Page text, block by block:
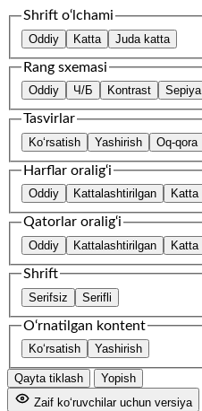
Shrift o‘lchami
Oddiy Katta Juda katta
Rang sxemasi
Oddiy Ч/Б Kontrast Sepiya
Tasvirlar
Ko‘rsatish Yashirish Oq-qora
Harflar oralig‘i
Oddiy Kattalashtirilgan Katta
Qatorlar oralig‘i
Oddiy Kattalashtirilgan Katta
Shrift
Serifsiz Serifli
O‘rnatilgan kontent
Ko‘rsatish Yashirish
Qayta tiklash
Yopish
Zaif ko‘ruvchilar uchun versiya